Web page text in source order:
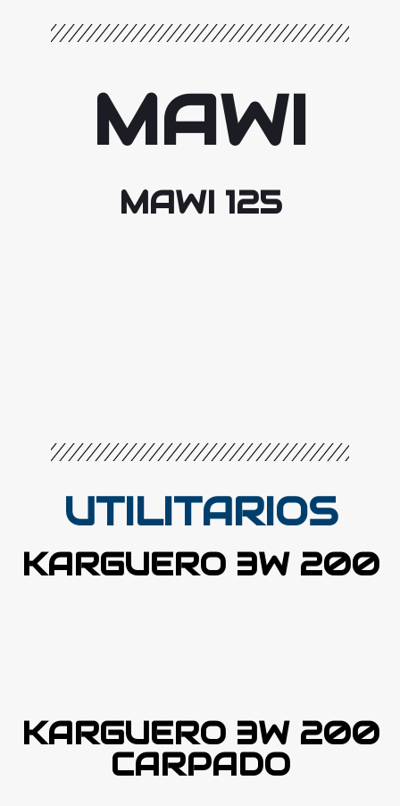
MAWI
MAWI 125
UTILITARIOS
KARGUERO 3W 200
KARGUERO 3W 200
CARPADO